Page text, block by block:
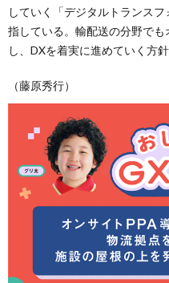
していく「デジタルトランス
指している。輸配送の分野で
し、DXを着実に進めていく方針
（藤原秀行）